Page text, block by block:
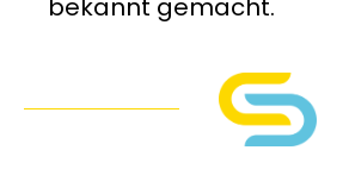
bekannt gemacht.